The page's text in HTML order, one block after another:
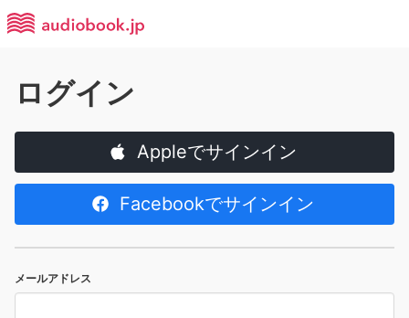
ログイン
Appleでサインイン
Facebookでサインイン
メールアドレス